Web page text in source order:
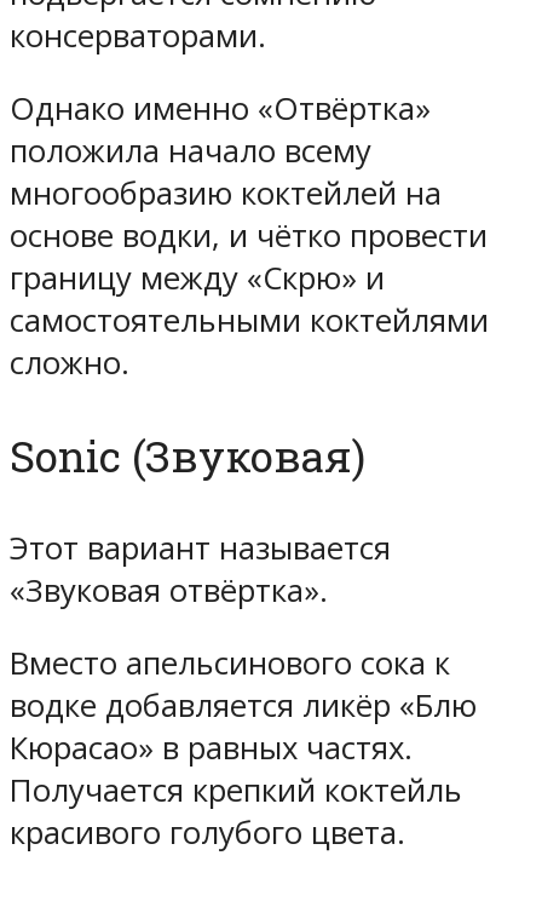
консерваторами.
Однако именно «Отвёртка»
положила начало всему
многообразию коктейлей на
основе водки, и чётко провести
границу между «Скрю» и
самостоятельными коктейлями
сложно.
Sonic (Звуковая)
Этот вариант называется
«Звуковая отвёртка».
Вместо апельсинового сока к
водке добавляется ликёр «Блю
Кюрасао» в равных частях.
Получается крепкий коктейль
красивого голубого цвета.